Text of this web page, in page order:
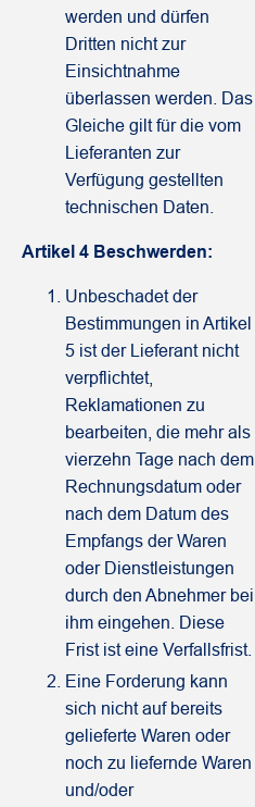
werden und dürfen
Dritten nicht zur
Einsichtnahme
überlassen werden. Das
Gleiche gilt für die vom
Lieferanten zur
Verfügung gestellten
technischen Daten.
Artikel 4 Beschwerden:
Unbeschadet der
Bestimmungen in Artikel
5 ist der Lieferant nicht
verpflichtet,
Reklamationen zu
bearbeiten, die mehr als
vierzehn Tage nach dem
Rechnungsdatum oder
nach dem Datum des
Empfangs der Waren
oder Dienstleistungen
durch den Abnehmer bei
ihm eingehen. Diese
Frist ist eine Verfallsfrist.
Eine Forderung kann
sich nicht auf bereits
gelieferte Waren oder
noch zu liefernde Waren
und/oder